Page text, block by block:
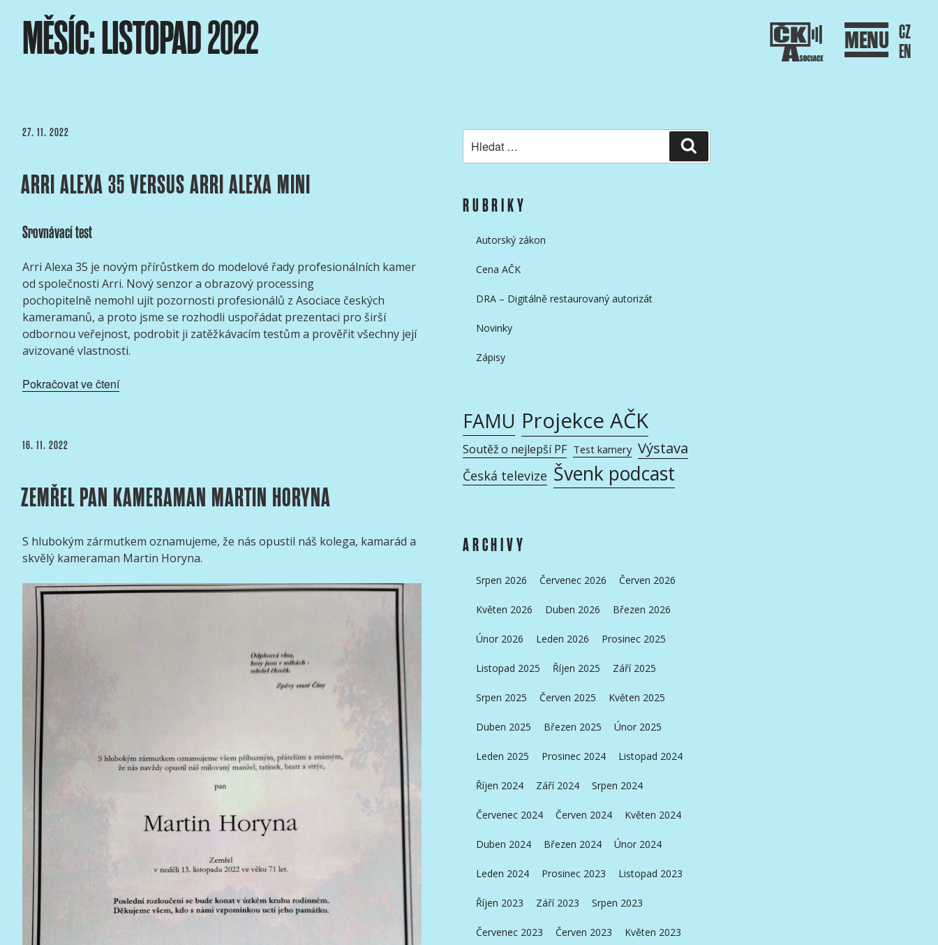
Přejít
obsahu
MENU CZ
EN
MĚSÍC: LISTOPAD 2022
PUBLIKOVÁNO
27. 11. 2022
ARRI ALEXA 35 VERSUS ARRI ALEXA MINI
Srovnávací test
Arri Alexa 35 je novým přírůstkem do modelové řady profesionálních kamer
od společnosti Arri. Nový senzor a obrazový processing
pochopitelně nemohl ujít pozornosti profesionálů z Asociace českých
kameramanů, a proto jsme se rozhodli uspořádat prezentaci pro širší
odbornou veřejnost, podrobit ji zatěžkávacím testům a prověřit všechny její
avizované vlastnosti.
Pokračovat ve čtení„ARRI
MINI“
PUBLIKOVÁNO
16. 11. 2022
ZEMŘEL PAN KAMERAMAN MARTIN HORYNA
S hlubokým zármutkem oznamujeme, že nás opustil náš kolega, kamarád a
skvělý kameraman Martin Horyna.
RUBRIKY
Autorský zákon
Cena AČK
DRA – Digitálně restaurovaný autorizát
Novinky
Zápisy
FAMU Projekce AČK
Soutěž o nejlepší PF Test kamery Výstava
Česká televize Švenk podcast
ARCHIVY
Srpen 2026 Červenec 2026 Červen 2026
Květen 2026 Duben 2026 Březen 2026
Únor 2026 Leden 2026 Prosinec 2025
Listopad 2025 Říjen 2025 Září 2025
Srpen 2025 Červen 2025 Květen 2025
Duben 2025 Březen 2025 Únor 2025
Leden 2025 Prosinec 2024 Listopad 2024
Říjen 2024 Září 2024 Srpen 2024
Červenec 2024 Červen 2024 Květen 2024
Duben 2024 Březen 2024 Únor 2024
Leden 2024 Prosinec 2023 Listopad 2023
Říjen 2023 Září 2023 Srpen 2023
Červenec 2023 Červen 2023 Květen 2023